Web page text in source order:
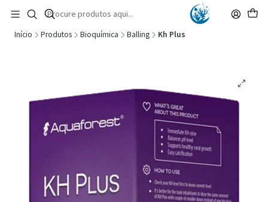
🚚 Portugal Continental: Portes Grátis desde 149,90€ (Envio extresso: 14,90€)
Ler mais
Início Produtos Bioquímica Balling Kh Plus